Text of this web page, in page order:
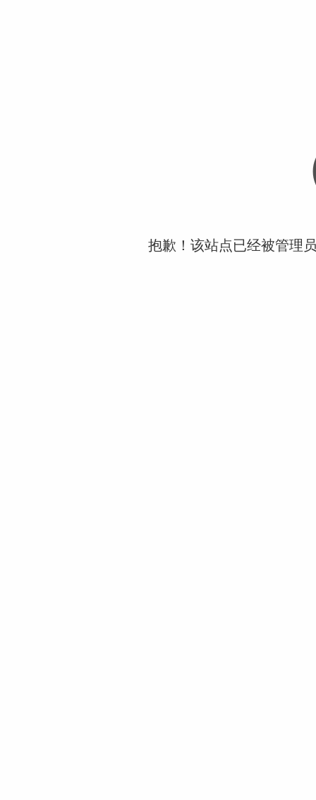
抱歉！该站点已经被管理